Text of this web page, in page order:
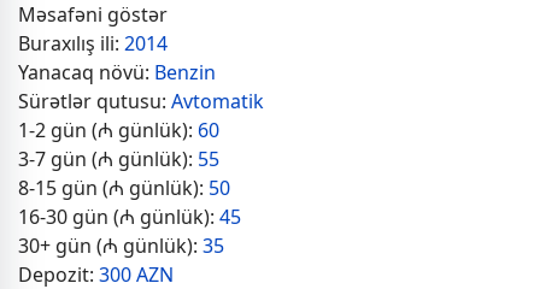
Məsafəni göstər
Buraxılış ili: 2014
Yanacaq növü: Benzin
Sürətlər qutusu: Avtomatik
1-2 gün (₼ günlük): 60
3-7 gün (₼ günlük): 55
8-15 gün (₼ günlük): 50
16-30 gün (₼ günlük): 45
30+ gün (₼ günlük): 35
Depozit: 300 AZN